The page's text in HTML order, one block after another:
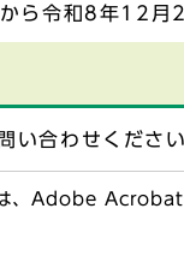
ら令和8年12月
い合わせください
、Adobe